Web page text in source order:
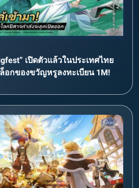
เปิดตัวแล้วในประเทศไทย
อกของขวัญหรูลงทะเบียน 1M!